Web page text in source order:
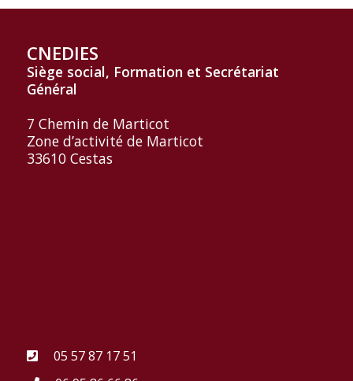
CNEDIES
Siège social, Formation et Secrétariat
Général
7 Chemin de Marticot
Zone d’activité de Marticot
33610 Cestas
05 57 87 17 51